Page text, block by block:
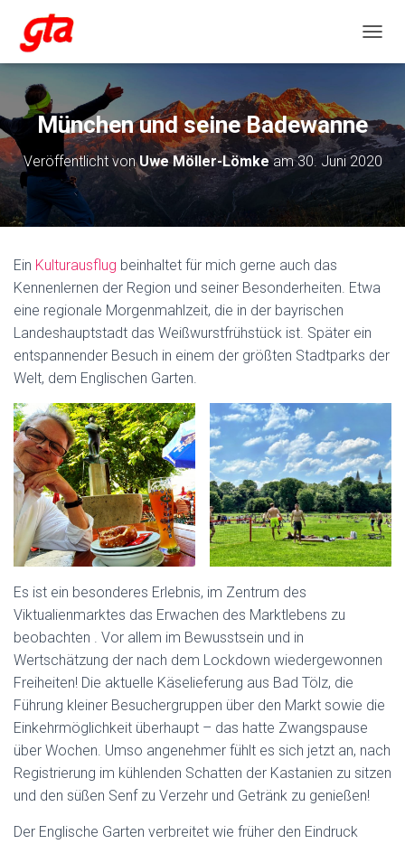
München und seine Badewanne
Veröffentlicht vonUwe Möller-Lömkeam30. Juni 2020
Ein Kulturausflug beinhaltet für mich gerne auch das
Kennenlernen der Region und seiner Besonderheiten. Etwa
eine regionale Morgenmahlzeit, die in der bayrischen
Landeshauptstadt das Weißwurstfrühstück ist. Später ein
entspannender Besuch in einem der größten Stadtparks der
Welt, dem Englischen Garten.
Es ist ein besonderes Erlebnis, im Zentrum des
Viktualienmarktes das Erwachen des Marktlebens zu
beobachten . Vor allem im Bewusstsein und in
Wertschätzung der nach dem Lockdown wiedergewonnen
Freiheiten! Die aktuelle Käselieferung aus Bad Tölz, die
Führung kleiner Besuchergruppen über den Markt sowie die
Einkehrmöglichkeit überhaupt – das hatte Zwangspause
über Wochen. Umso angenehmer fühlt es sich jetzt an, nach
Registrierung im kühlenden Schatten der Kastanien zu sitzen
und den süßen Senf zu Verzehr und Getränk zu genießen!
Der Englische Garten verbreitet wie früher den Eindruck